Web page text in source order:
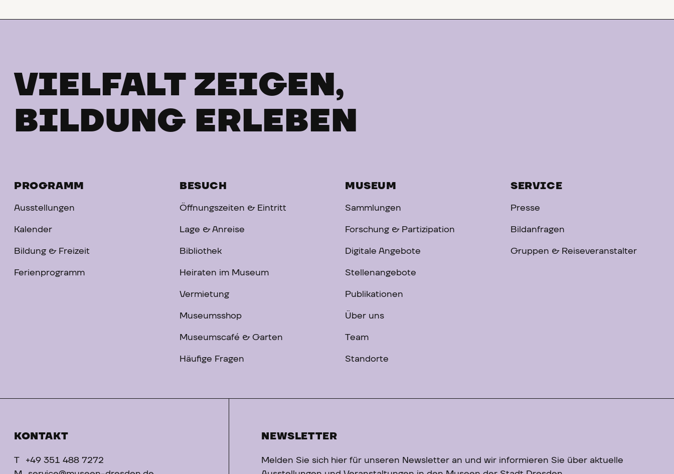
VIELFALT ZEIGEN,
BILDUNG ERLEBEN
PROGRAMM
Ausstellungen
Kalender
Bildung & Freizeit
Ferienprogramm
BESUCH
Öffnungszeiten & Eintritt
Lage & Anreise
Bibliothek
Heiraten im Museum
Vermietung
Museumsshop
Museumscafé & Garten
Häufige Fragen
MUSEUM
Sammlungen
Forschung & Partizipation
Digitale Angebote
Stellenangebote
Publikationen
Über uns
Team
Standorte
SERVICE
Presse
Bildanfragen
Gruppen & Reiseveranstalter
KONTAKT
T
+49 351 488 7272
NEWSLETTER
Melden Sie sich hier für unseren Newsletter an und wir informieren Sie über aktuelle